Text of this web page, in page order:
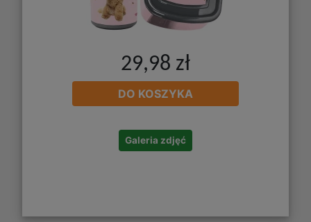
29,98 zł
DO KOSZYKA
Galeria zdjęć